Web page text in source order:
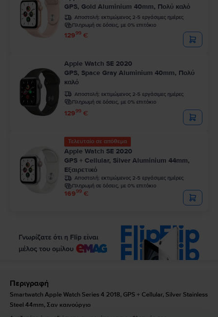
GPS, Gold Aluminium 40mm, Πολύ καλό
Αποστολή: εκτιμώμενος 2-5 εργάσιμες ημέρες
Πληρωμή σε δόσεις, με 0% επιτόκιο
12999 €
Apple Watch SE 2020
GPS, Space Gray Aluminium 40mm, Πολύ
καλό
Αποστολή: εκτιμώμενος 2-5 εργάσιμες ημέρες
Πληρωμή σε δόσεις, με 0% επιτόκιο
12999 €
Τελευταίο σε απόθεμα
Apple Watch SE 2020
GPS + Cellular, Silver Aluminium 44mm,
Εξαιρετικό
Αποστολή: εκτιμώμενος 2-5 εργάσιμες ημέρες
Πληρωμή σε δόσεις, με 0% επιτόκιο
16999 €
Περιγραφή
Smartwatch Apple Watch Series 4 2018, GPS + Cellular, Silver Stainless
Steel 44mm, Σαν καινούργιο